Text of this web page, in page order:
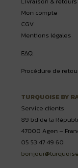
Mon compte
CGV
Mentions légales
FAQ
Procédure de
TURQUOISE BY
Service clients
89 bd de la
47000 Agen –
05 53 47 49 60